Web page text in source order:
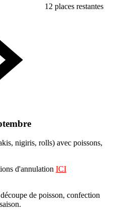
12 places restantes
nigiris, rolls) avec poissons,
d'annulation ICI
de poisson, confection